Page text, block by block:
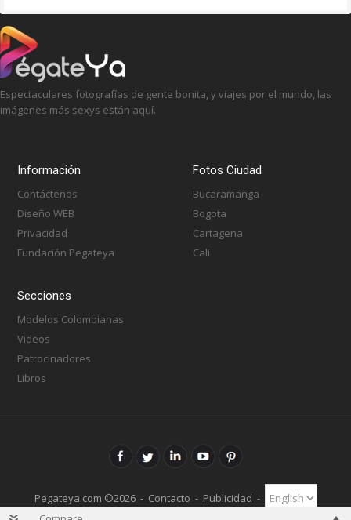
Espectaculares fotografías de gente bonita, y viajes por el mundo, las
imágenes más sexys están aquí.
Información
Contáctenos
Diseño WEB
Privacidad
Fundación Pegateya
Fotos Ciudad
Bucaramanga
Bogota
Cartagena
Cali
Secciones
Modelos Colombianas
Videos
Patrocinadores
Libros
Pegateya.com ©2026 - Contacto - Publicidad -